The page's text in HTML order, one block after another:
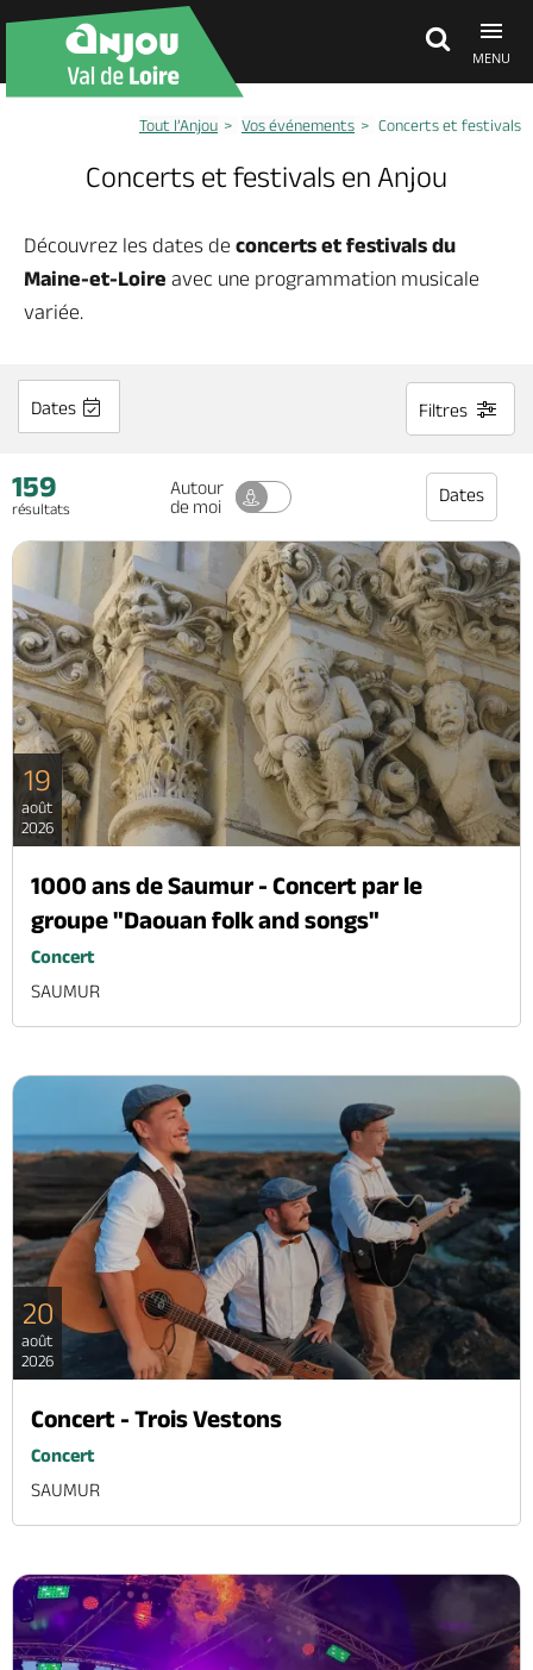
MENU
Agenda
Dormir, manger
Billetterie en ligne
Brochures & Cartes Offices de tourisme Comment venir ? Ecrivez-nous
Tout l’Anjou Vos événements Concerts et festivals
Concerts et festivals en Anjou
Découvrez les dates de concerts et festivals du
Maine-et-Loire avec une programmation musicale
variée.
Dates Filtres
159
résultats
Autour
de moi
Dates
19
août
2026
1000 ans de Saumur - Concert par le
groupe "Daouan folk and songs"
Concert
SAUMUR
20
août
2026
Concert - Trois Vestons
Concert
SAUMUR